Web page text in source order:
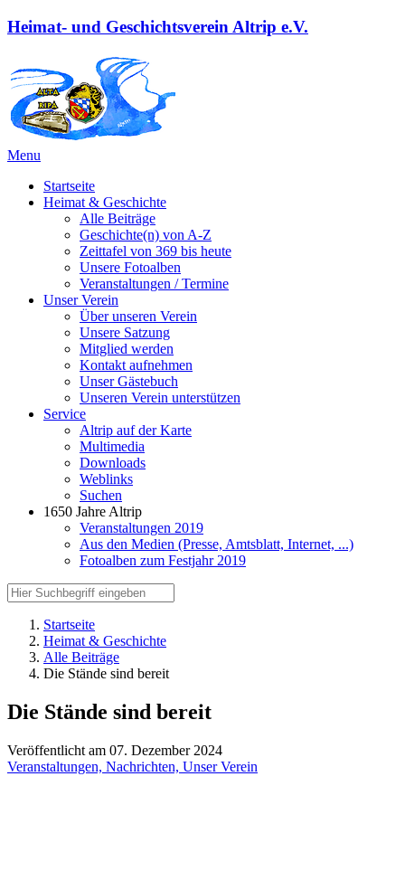
Heimat- und Geschichtsverein Altrip e.V.
Menu
Startseite
Heimat & Geschichte
Alle Beiträge
Geschichte(n) von A-Z
Zeittafel von 369 bis heute
Unsere Fotoalben
Veranstaltungen / Termine
Unser Verein
Über unseren Verein
Unsere Satzung
Mitglied werden
Kontakt aufnehmen
Unser Gästebuch
Unseren Verein unterstützen
Service
Altrip auf der Karte
Multimedia
Downloads
Weblinks
Suchen
1650 Jahre Altrip
Veranstaltungen 2019
Aus den Medien (Presse, Amtsblatt, Internet, ...)
Fotoalben zum Festjahr 2019
Startseite
Heimat & Geschichte
Alle Beiträge
Die Stände sind bereit
Die Stände sind bereit
Veröffentlicht am 07. Dezember 2024
Veranstaltungen, Nachrichten, Unser Verein